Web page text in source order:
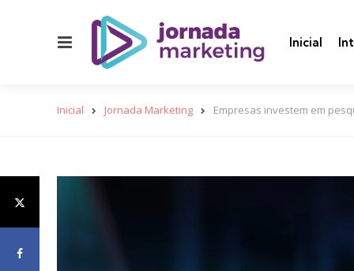
Inicial
Inicial Jornada Marketing Empresas investem em